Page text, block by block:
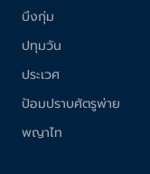
บึงกุ่ม
ปทุมวัน
ประเวศ
ป้อมปราบศัตรูพ่าย
พญาไท